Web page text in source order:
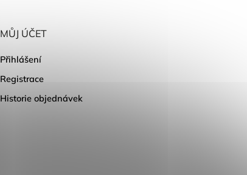
MŮJ ÚČET
Přihlášení
Registrace
Historie objednávek